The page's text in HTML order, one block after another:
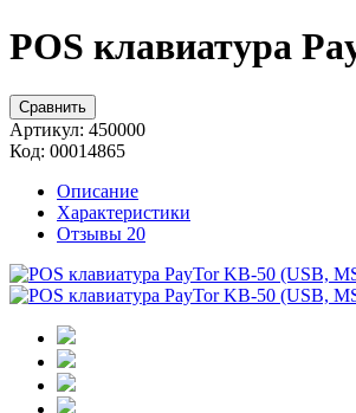
POS клавиатура
Сравнить
Артикул: 450000
Код: 00014865
Описание
Характеристики
Отзывы 20